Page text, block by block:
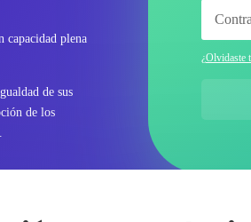
capacidad plena
de sus
de los
¿Olvidaste